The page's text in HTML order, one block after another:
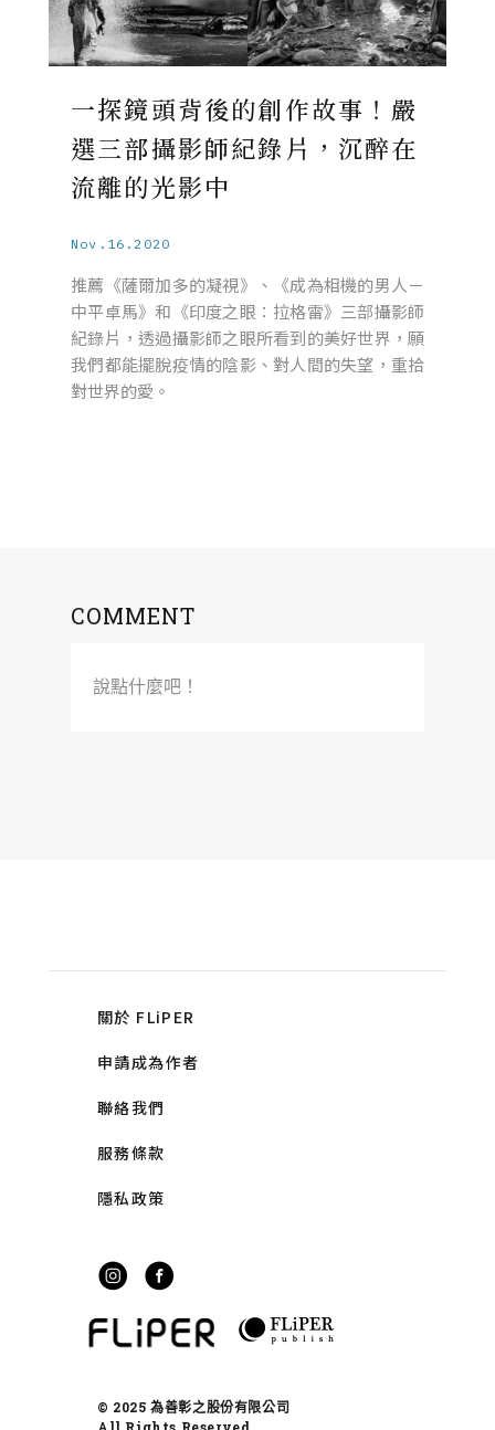
一探鏡頭背後的創作故事！嚴
選三部攝影師紀錄片，沉醉在
流離的光影中
Nov.16.2020
推薦《薩爾加多的凝視》、《成為相機的男人－
中平卓馬》和《印度之眼：拉格雷》三部攝影師
紀錄片，透過攝影師之眼所看到的美好世界，願
我們都能擺脫疫情的陰影、對人間的失望，重拾
對世界的愛。
COMMENT
說點什麼吧！
關於 FLiPER
申請成為作者
聯絡我們
服務條款
隱私政策
© 2025 為善彰之股份有限公司